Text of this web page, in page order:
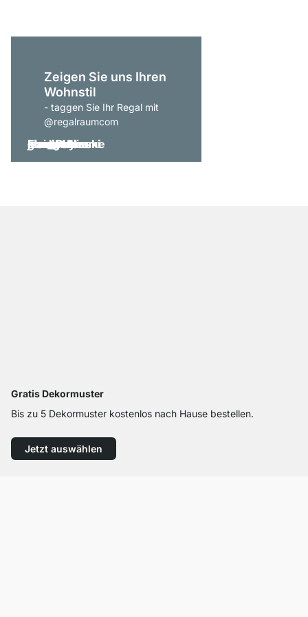
Zeigen Sie uns Ihren
Wohnstil
- taggen Sie Ihr Regal mit
@regalraumcom
Gratis Dekormuster
Bis zu 5 Dekormuster kostenlos nach Hause bestellen.
Jetzt auswählen